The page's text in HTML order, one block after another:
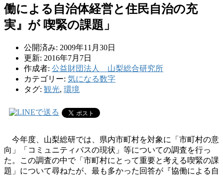
働による自治体経営と住民自治の充
実』が 喫緊の課題」
公開済み: 2009年11月30日
更新: 2016年7月7日
作成者: 公益財団法人 山梨総合研究所
カテゴリー: 気になる数字
タグ: 観光, 環境
今年度、山梨総研では、県内市町村を対象に「市町村の意
向」「コミュニティバスの現状」等についての調査を行っ
た。この調査の中で「市町村にとって重要と考える喫緊の課
題」について尋ねたが、最も多かった回答が『協働による自